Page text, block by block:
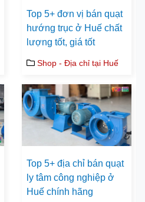
Top 5+ đơn vị bán quạt
hướng trục ở Huế chất
lượng tốt, giá tốt
Shop - Địa chỉ tại Huế
Top 5+ địa chỉ bán quạt
ly tâm công nghiệp ở
Huế chính hãng